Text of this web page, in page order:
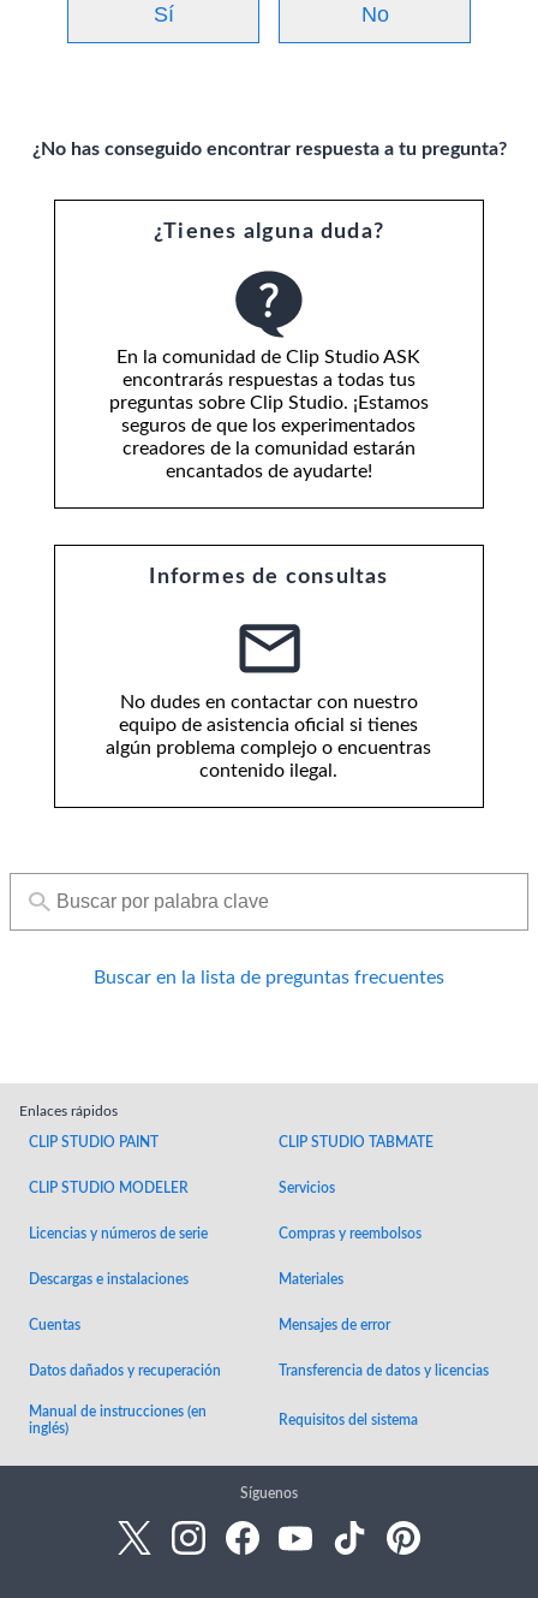
Sí No
¿No has conseguido encontrar respuesta a tu pregunta?
¿Tienes alguna duda?
En la comunidad de Clip Studio ASK
encontrarás respuestas a todas tus
preguntas sobre Clip Studio. ¡Estamos
seguros de que los experimentados
creadores de la comunidad estarán
encantados de ayudarte!
Informes de consultas
No dudes en contactar con nuestro
equipo de asistencia oficial si tienes
algún problema complejo o encuentras
contenido ilegal.
Buscar en la lista de preguntas frecuentes
Enlaces rápidos
CLIP STUDIO PAINT CLIP STUDIO TABMATE
CLIP STUDIO MODELER Servicios
Licencias y números de serie Compras y reembolsos
Descargas e instalaciones Materiales
Cuentas Mensajes de error
Datos dañados y recuperación Transferencia de datos y licencias
Manual de instrucciones (en
inglés)
Requisitos del sistema
Síguenos